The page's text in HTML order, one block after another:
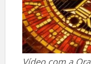
Vídeo com a